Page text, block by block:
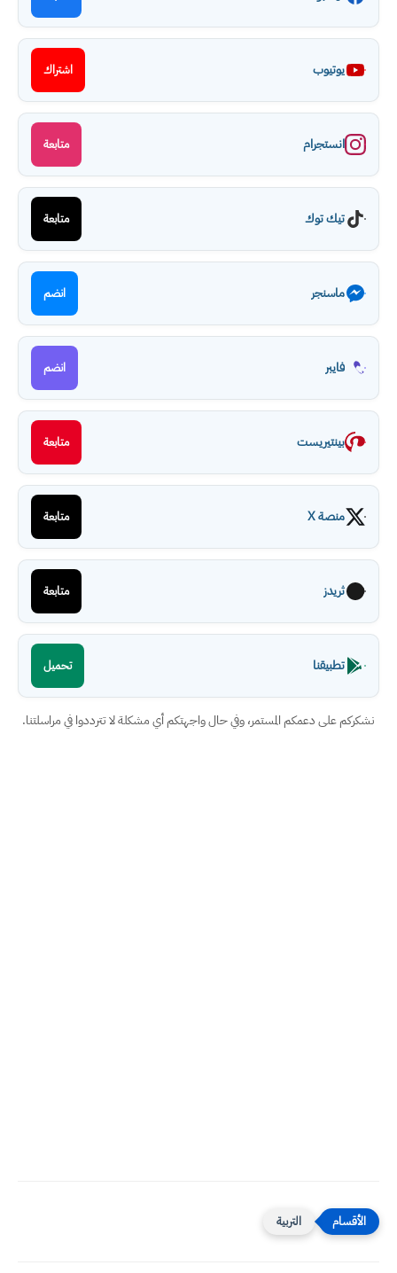
يوتيوب اشتراك
انستجرام متابعة
تيك توك متابعة
ماسنجر انضم
فايبر انضم
بينتيريست متابعة
منصة X متابعة
ثريدز متابعة
تطبيقنا تحميل
نشكركم على دعمكم المستمر، وفي حال واجهتكم أي مشكلة لا تترددوا في مراسلتنا.
التربية